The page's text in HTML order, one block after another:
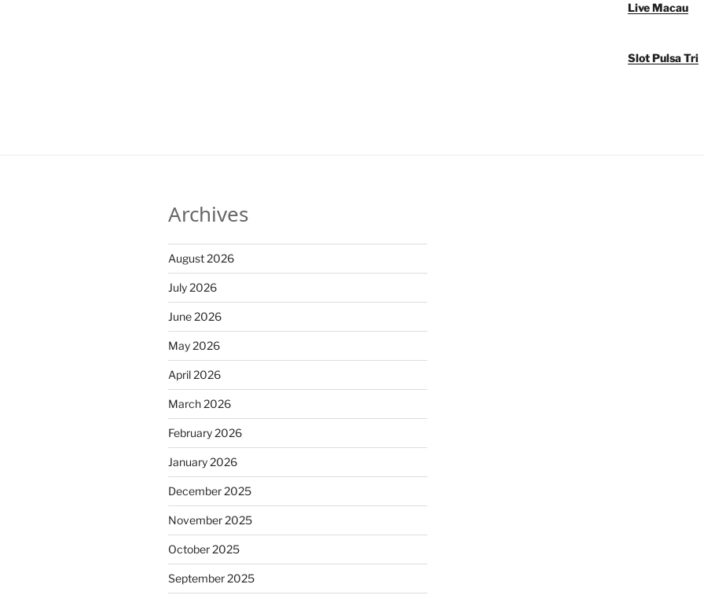
Live Macau
Slot Pulsa Tri
Archives
August 2026
July 2026
June 2026
May 2026
April 2026
March 2026
February 2026
January 2026
December 2025
November 2025
October 2025
September 2025